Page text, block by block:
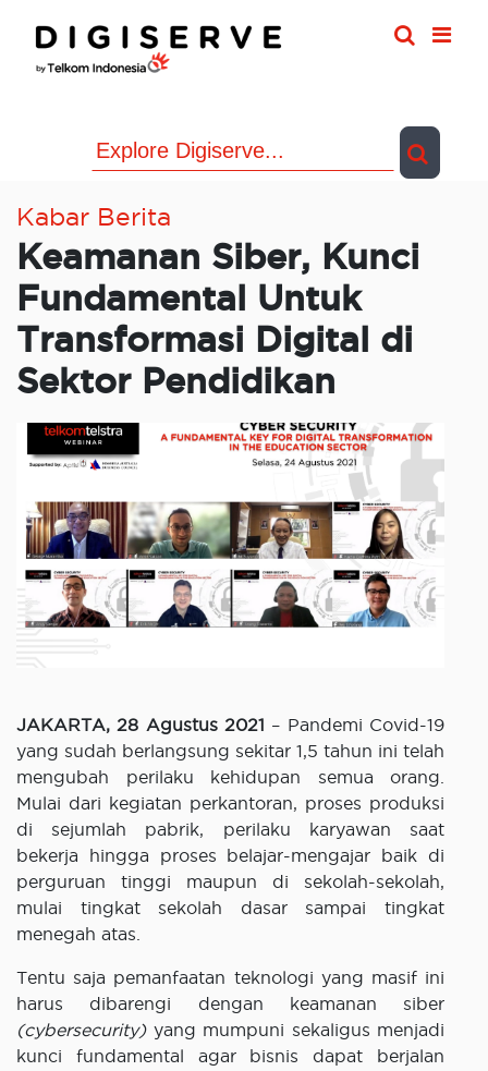
content
Kabar Berita
Keamanan Siber, Kunci
Fundamental Untuk
Transformasi Digital di
Sektor Pendidikan
JAKARTA, 28 Agustus 2021 – Pandemi Covid-19
yang sudah berlangsung sekitar 1,5 tahun ini telah
mengubah perilaku kehidupan semua orang.
Mulai dari kegiatan perkantoran, proses produksi
di sejumlah pabrik, perilaku karyawan saat
bekerja hingga proses belajar-mengajar baik di
perguruan tinggi maupun di sekolah-sekolah,
mulai tingkat sekolah dasar sampai tingkat
menegah atas.
Tentu saja pemanfaatan teknologi yang masif ini
harus dibarengi dengan keamanan siber
(cybersecurity)yang mumpuni sekaligus menjadi
kunci fundamental agar bisnis dapat berjalan